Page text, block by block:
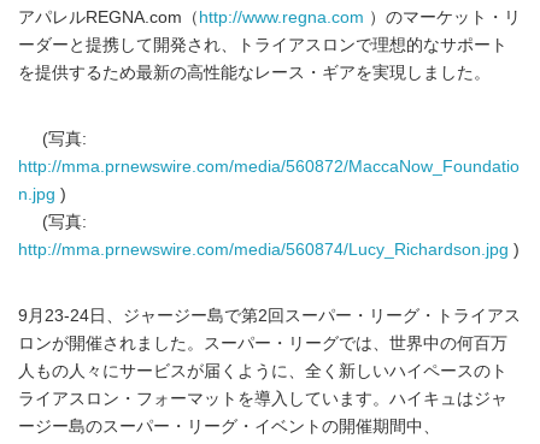
アパレルREGNA.com（ http://www.regna.com ）のマーケット・リ
ーダーと提携して開発され、トライアスロンで理想的なサポート
を提供するため最新の高性能なレース・ギアを実現しました。
(写真:
http://mma.prnewswire.com/media/560872/MaccaNow_Foundatio
n.jpg )
(写真:
http://mma.prnewswire.com/media/560874/Lucy_Richardson.jpg )
9月23-24日、ジャージー島で第2回スーパー・リーグ・トライアス
ロンが開催されました。スーパー・リーグでは、世界中の何百万
人もの人々にサービスが届くように、全く新しいハイペースのト
ライアスロン・フォーマットを導入しています。ハイキュはジャ
ージー島のスーパー・リーグ・イベントの開催期間中、